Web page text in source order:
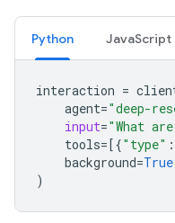
Python JavaScript
interaction =
agent="deep-
input="What
tools=[{"type" :
background=True
)